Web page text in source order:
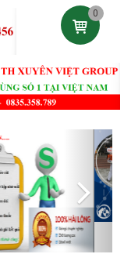
0
Next
VIỆT